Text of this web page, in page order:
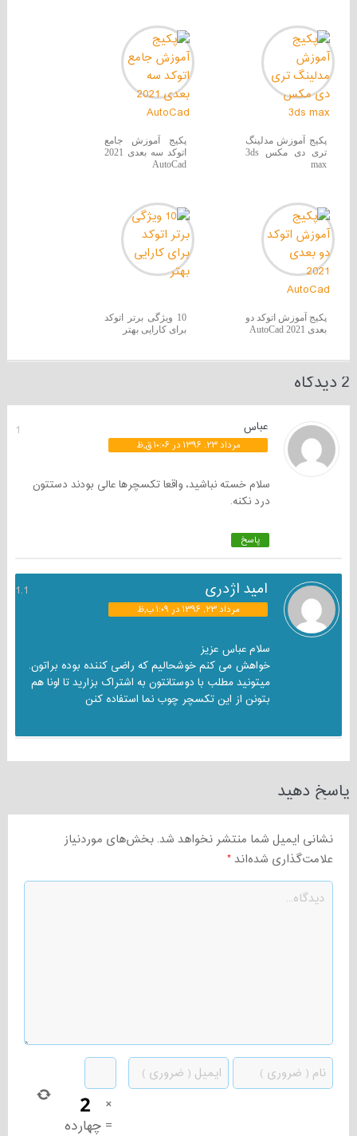
پکیج آموزش مدلینگ
تری دی مکس 3ds
max
پکیج آموزش جامع
اتوکد سه بعدی 2021
AutoCad
پکیج آموزش اتوکد دو
بعدی 2021 AutoCad
10 ویژگی برتر اتوکد
برای کارایی بهتر
2 دیدگاه
1 عباس
مرداد ۲۳, ۱۳۹۶ در ۱۰:۰۶ ق٫ظ
سلام خسته نباشید، واقعا تکسچرها عالی بودند دستتون
درد نکنه.
پاسخ
1.1 امید اژدری
مرداد ۲۳, ۱۳۹۶ در ۱:۰۹ ب٫ظ
سلام عباس عزیز
خواهش می کنم خوشحالیم که راضی کننده بوده براتون.
میتونید مطلب با دوستانتون به اشتراک بزارید تا اونا هم
بتونن از این تکسچر چوب نما استفاده کنن
پاسخ دهید
نشانی ایمیل شما منتشر نخواهد شد.بخش‌های موردنیاز
علامت‌گذاری شده‌اند *
×
= چهارده